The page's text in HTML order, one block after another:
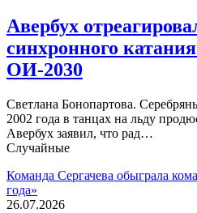
Авербух
синхронного
ОИ-2030
Светлана Бонопартова.
2002 года в танцах на льду
Авербух заявил, что рад…
Случайные
Команда Сергачева обыграла
года»
26.07.2026